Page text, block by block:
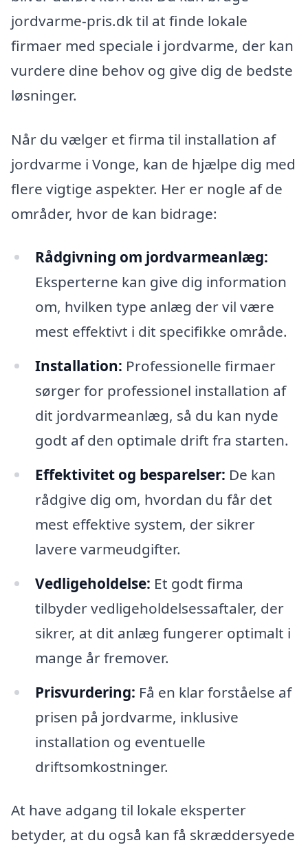
jordvarme-pris.dk til at finde lokale
firmaer med speciale i jordvarme, der kan
vurdere dine behov og give dig de bedste
løsninger.
Når du vælger et firma til installation af
jordvarme i Vonge, kan de hjælpe dig med
flere vigtige aspekter. Her er nogle af de
områder, hvor de kan bidrage:
Rådgivning om jordvarmeanlæg:
Eksperterne kan give dig information
om, hvilken type anlæg der vil være
mest effektivt i dit specifikke område.
Installation: Professionelle firmaer
sørger for professionel installation af
dit jordvarmeanlæg, så du kan nyde
godt af den optimale drift fra starten.
Effektivitet og besparelser: De kan
rådgive dig om, hvordan du får det
mest effektive system, der sikrer
lavere varmeudgifter.
Vedligeholdelse: Et godt firma
tilbyder vedligeholdelsessaftaler, der
sikrer, at dit anlæg fungerer optimalt i
mange år fremover.
Prisvurdering: Få en klar forståelse af
prisen på jordvarme, inklusive
installation og eventuelle
driftsomkostninger.
At have adgang til lokale eksperter
betyder, at du også kan få skræddersyede